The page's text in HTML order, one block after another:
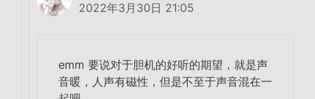
2022年3月30日 21:05
emm 要说对于胆机的好听的期望，就是声
音暖，人声有磁性，但是不至于声音混在一